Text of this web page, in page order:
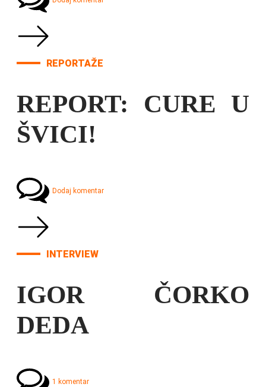
REPORTAŽE
REPORT: CURE U
ŠVICI!
Dodaj komentar
INTERVIEW
IGOR ČORKO
DEDA
1 komentar